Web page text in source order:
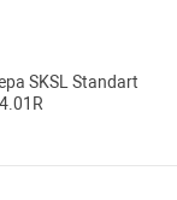
SKSL Standart